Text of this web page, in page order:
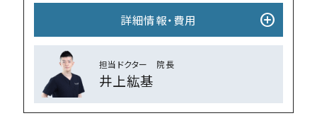
詳細情報・費⽤ add_circle
担当ドクター 院⻑
井上紘基